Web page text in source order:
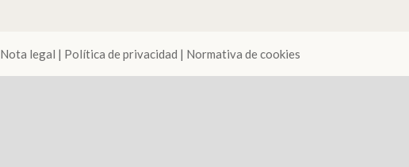
Nota legal | Política de privacidad | Normativa de cookies